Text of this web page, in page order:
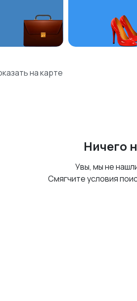
на карте
Ничего
Увы, мы не
Смягчите условия